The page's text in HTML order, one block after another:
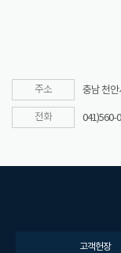
주소 충남 천안
전화 041)560-
고객헌장